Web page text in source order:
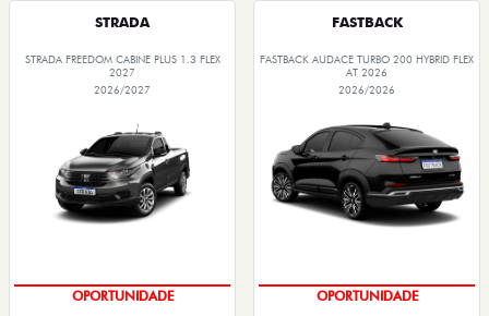
STRADA
STRADA FREEDOM CABINE PLUS 1.3 FLEX
2027
2026/2027
GRANDE CHANCE FIAT
FASTBACK
FASTBACK AUDACE TURBO 200 HYBRID FLEX
AT 2026
2026/2026
GRANDE CHANCE FIAT